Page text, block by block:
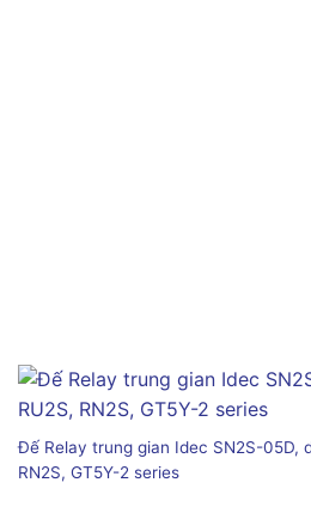
Đế Relay trung gian Idec SN2S-05D,
RN2S, GT5Y-2 series